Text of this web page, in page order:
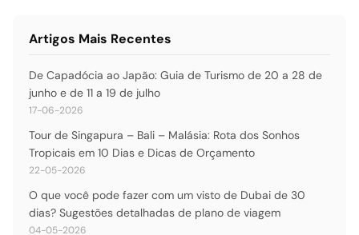
Artigos Mais Recentes
De Capadócia ao Japão: Guia de Turismo de 20 a 28 de
junho e de 11 a 19 de julho
17-06-2026
Tour de Singapura – Bali – Malásia: Rota dos Sonhos
Tropicais em 10 Dias e Dicas de Orçamento
22-05-2026
O que você pode fazer com um visto de Dubai de 30
dias? Sugestões detalhadas de plano de viagem
04-05-2026